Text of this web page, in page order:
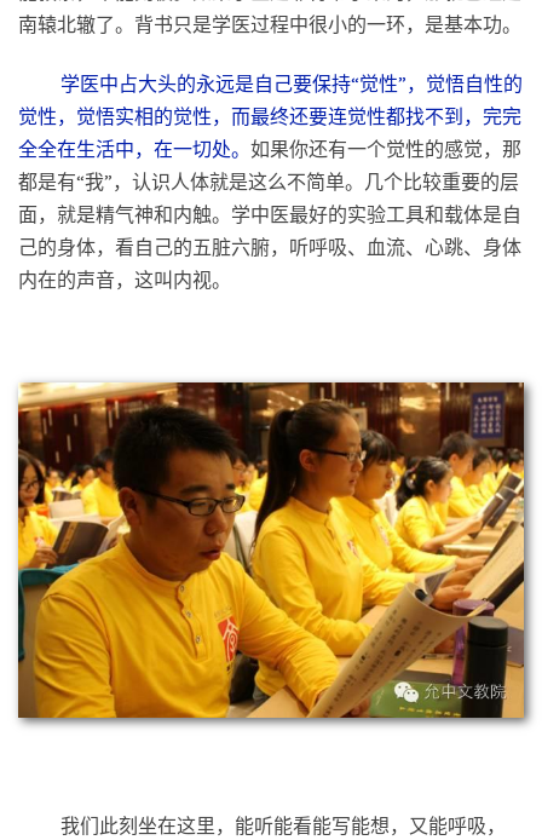
都是有“我”，认识人体就是这么不简单。几个比较重要的层
己的身体，看自己的五脏六腑，听呼吸、血流、心跳、身体
内在的声音，这叫内视。
我们此刻坐在这里，能听能看能写能想，又能呼吸，
而且不用去管理他，身体运行顺畅自如，心脏在跳，气息在
走，血脉在流，每一个细胞都在他的轨迹上运动，就好像天
到那个“既无主宰，又非自然”的本觉自性的时候，那随时随